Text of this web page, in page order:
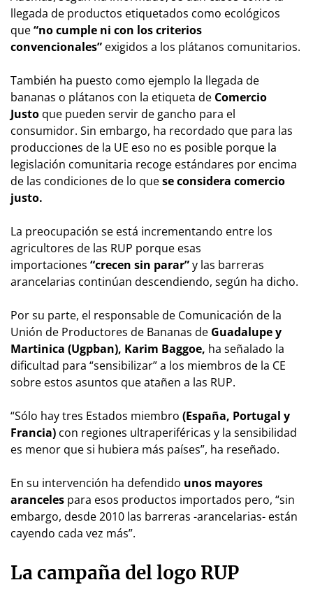
llegada de productos etiquetados como ecológicos
que“no cumple ni con los criterios
convencionales” exigidos a los plátanos comunitarios.
También ha puesto como ejemplo la llegada de
bananas o plátanos con la etiqueta de Comercio
Justo que pueden servir de gancho para el
consumidor. Sin embargo, ha recordado que para las
producciones de la UE eso no es posible porque la
legislación comunitaria recoge estándares por encima
de las condiciones de lo quese considera comercio
justo.
La preocupación se está incrementando entre los
agricultores de las RUP porque esas
importaciones “crecen sin parar”y las barreras
arancelarias continúan descendiendo, según ha dicho.
Por su parte, el responsable de Comunicación de la
Unión de Productores de Bananas de Guadalupe y
Martinica (Ugpban), Karim Baggoe, ha señalado la
dificultad para “sensibilizar” a los miembros de la CE
sobre estos asuntos que atañen a las RUP.
“Sólo hay tres Estados miembro (España, Portugal y
Francia) con regiones ultraperiféricas y la sensibilidad
es menor que si hubiera más países”, ha reseñado.
En su intervención ha defendido unos mayores
aranceles para esos productos importados pero, “sin
embargo, desde 2010 las barreras -arancelarias- están
cayendo cada vez más”.
La campaña del logo RUP